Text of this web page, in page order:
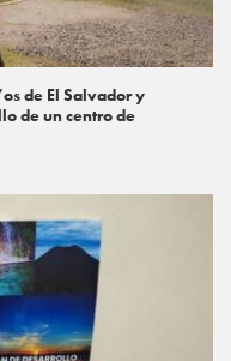
de El Salvador y
de un centro de